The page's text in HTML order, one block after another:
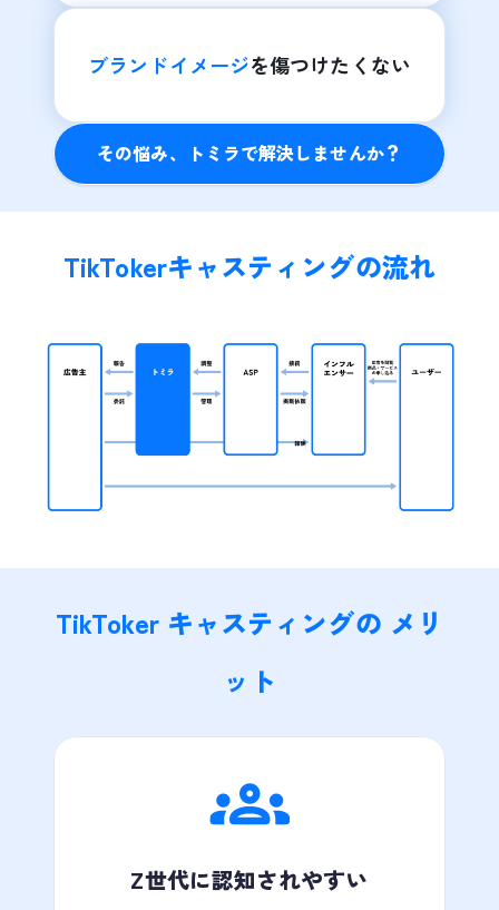
ブランドイメージを傷つけたくない
その悩み、トミラで解決しませんか？
TikTokerキャスティングの流れ
TikToker キャスティングの メリ
ット
Z世代に認知されやすい